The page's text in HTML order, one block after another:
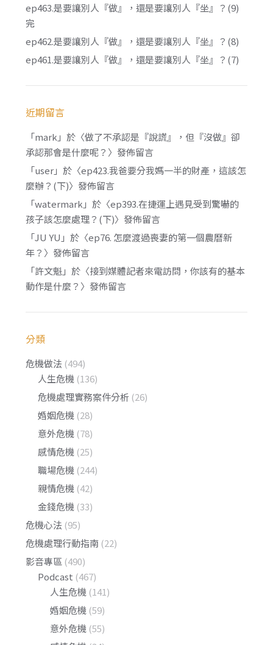
ep463.是要讓別人『做』，還是要讓別人『坐』？(9)
完
ep462.是要讓別人『做』，還是要讓別人『坐』？(8)
ep461.是要讓別人『做』，還是要讓別人『坐』？(7)
近期留言
「mark 」於〈做了不承認是『說謊』，但『沒做』卻
承認那會是什麼呢？ 〉發佈留言
「user」於〈ep423.我爸要分我媽一半的財產，這該怎
麼辦？(下)〉發佈留言
「watermark 」於〈ep393.在捷運上遇見受到驚嚇的
孩子該怎麼處理？(下)〉發佈留言
「JU YU 」於〈ep76. 怎麼渡過喪妻的第一個農曆新
年？ 〉發佈留言
「許文魁」於〈接到媒體記者來電訪問，你該有的基本
動作是什麼？ 〉發佈留言
分類
危機做法 (494)
人生危機 (136)
危機處理實務案件分析 (26)
婚姻危機 (28)
意外危機 (78)
感情危機 (25)
職場危機 (244)
親情危機 (42)
金錢危機 (33)
危機心法 (95)
危機處理行動指南 (22)
影音專區 (490)
Podcast (467)
人生危機 (141)
婚姻危機 (59)
意外危機 (55)